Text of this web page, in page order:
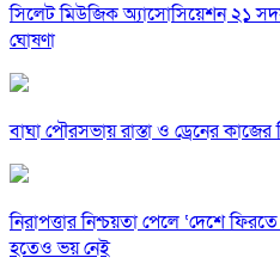
সিলেট মিউজিক অ্যাসোসিয়েশন ২১
ঘোষণা
বাঘা পৌরসভায় রাস্তা ও ড্রেনের কাজের
নিরাপত্তার নিশ্চয়তা পেলে ‘দেশে
হতেও ভয় নেই